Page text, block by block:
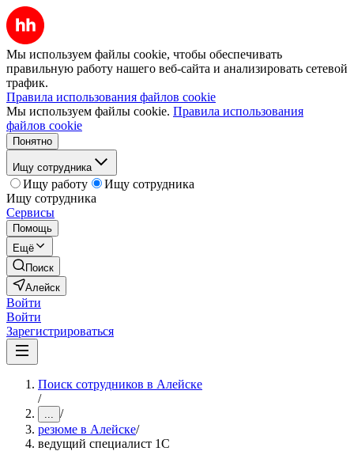
Мы используем файлы cookie, чтобы обеспечивать
правильную работу нашего веб-сайта и анализировать сетевой
трафик.
Правила использования файлов cookie
Мы используем файлы cookie. Правила использования
файлов cookie
Понятно
Ищу сотрудника
Ищу работу
Ищу сотрудника
Ищу сотрудника
Сервисы
Помощь
Ещё
Поиск
Алейск
Войти
Войти
Зарегистрироваться
Поиск сотрудников в Алейске
/
... /
резюме в Алейске/
ведущий специалист 1С